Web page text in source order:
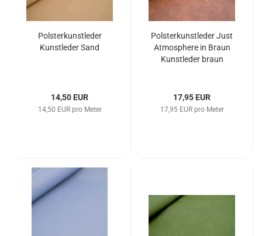
Pols­ter­kunst­le­der
Kunst­le­der Sand
14,50 EUR
14,50 EUR pro Meter
Pols­ter­kunst­le­der Just
At­mo­s­phe­re in Braun
Kunst­le­der braun
17,95 EUR
17,95 EUR pro Meter